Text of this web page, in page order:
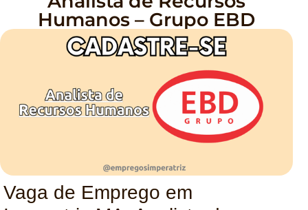
Humanos – Grupo EBD
Vaga de Emprego em